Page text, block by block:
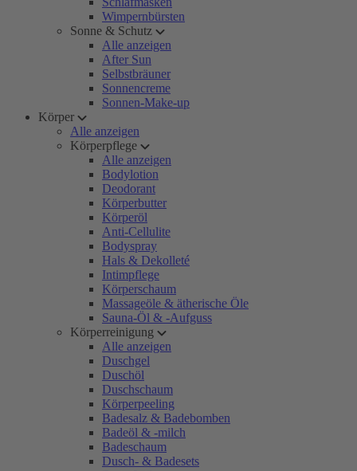
Wimpernbürsten
Sonne & Schutz
Alle anzeigen
After Sun
Selbstbräuner
Sonnencreme
Sonnen-Make-up
Körper
Alle anzeigen
Körperpflege
Alle anzeigen
Bodylotion
Deodorant
Körperbutter
Körperöl
Anti-Cellulite
Bodyspray
Hals & Dekolleté
Intimpflege
Körperschaum
Massageöle & ätherische Öle
Sauna-Öl & -Aufguss
Körperreinigung
Alle anzeigen
Duschgel
Duschöl
Duschschaum
Körperpeeling
Badesalz & Badebomben
Badeöl & -milch
Badeschaum
Dusch- & Badesets